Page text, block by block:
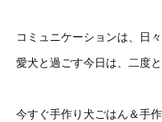
コミュニケーションは、日々
愛犬と過ごす今日は、二度
今すぐ手作り犬ごはん＆手